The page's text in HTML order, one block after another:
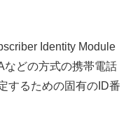
Identity Module
などの方式の携帯電話
するための固有のID番